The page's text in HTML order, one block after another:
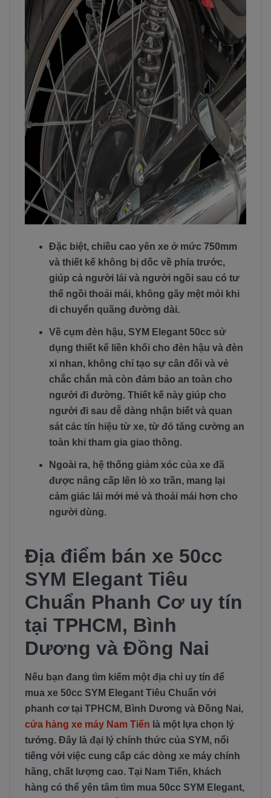
Đặc biệt, chiều cao yên xe ở mức 750mm
và thiết kế không bị dốc về phía trước,
giúp cả người lái và người ngồi sau có tư
thế ngồi thoải mái, không gây mệt mỏi khi
di chuyển quãng đường dài.
Về cụm đèn hậu, SYM Elegant 50cc sử
dụng thiết kế liền khối cho đèn hậu và đèn
xi nhan, không chỉ tạo sự cân đối và vẻ
chắc chắn mà còn đảm bảo an toàn cho
người đi đường. Thiết kế này giúp cho
người đi sau dễ dàng nhận biết và quan
sát các tín hiệu từ xe, từ đó tăng cường an
toàn khi tham gia giao thông.
Ngoài ra, hệ thống giảm xóc của xe đã
được nâng cấp lên lò xo trần, mang lại
cảm giác lái mới mẻ và thoải mái hơn cho
người dùng.
Địa điểm bán xe 50cc
SYM Elegant Tiêu
Chuẩn Phanh Cơ uy tín
tại TPHCM, Bình
Dương và Đồng Nai
Nếu bạn đang tìm kiếm một địa chỉ uy tín để
mua xe 50cc SYM Elegant Tiêu Chuẩn với
phanh cơ tại TPHCM, Bình Dương và Đồng Nai,
cửa hàng xe máy Nam Tiến là một lựa chọn lý
tưởng. Đây là đại lý chính thức của SYM, nổi
tiếng với việc cung cấp các dòng xe máy chính
hãng, chất lượng cao. Tại Nam Tiến, khách
hàng có thể yên tâm tìm mua 50cc SYM Elegant,